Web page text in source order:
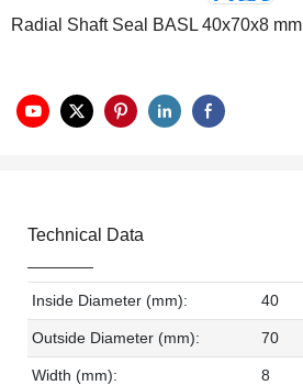
Radial Shaft Seal BASL 40x70x8 mm
Technical Data
Inside Diameter (mm): 40
Outside Diameter (mm): 70
Width (mm): 8